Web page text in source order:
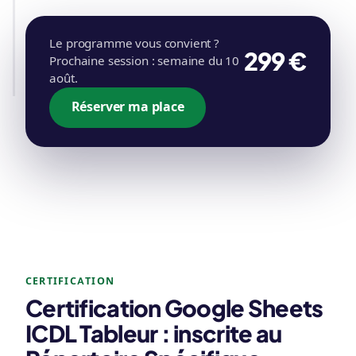
Le programme vous convient ?
Prochaine session : semaine du 10
août.
299 €
Réserver ma place
CERTIFICATION
Certification Google Sheets
ICDL Tableur : inscrite au